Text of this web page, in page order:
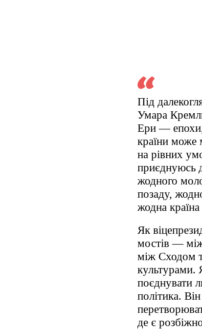
Під
Умара
Ери — епохи,
країни може
на рівних
приєднуюсь
жодного
позаду,
жодна
Як
мостів —
між Сходом
культурами.
поєднувати
політика.
де є